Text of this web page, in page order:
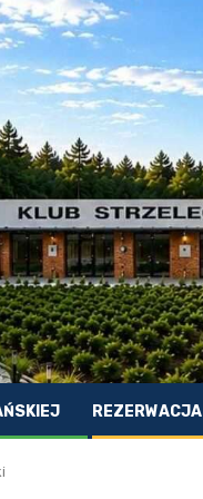
REZERWACJA